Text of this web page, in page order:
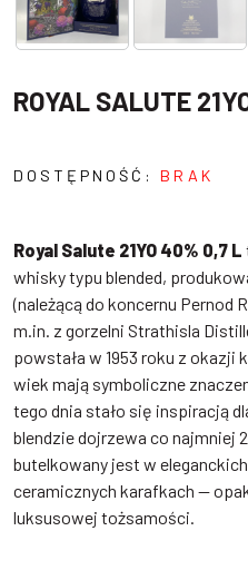
ROYAL SALUTE
DOSTĘPNOŚĆ: BRAK
Royal Salute 21YO 40% 0,7 L
whisky typu blended,
(należącą do koncernu Pernod
m.in. z gorzelni Strathisla
powstała w 1953 roku z okazji
wiek mają symboliczne
tego dnia stało się inspiracją
blendzie dojrzewa co najmniej
butelkowany jest w
ceramicznych karafkach —
luksusowej tożsamości.